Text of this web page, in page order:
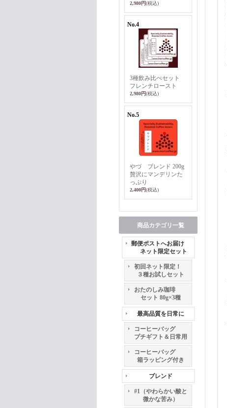
2,980円(税込)
No.4
3種飲み比べセット
フレンチロースト
2,980円(税込)
No.5
やづ ブレンド 200g
贅沢にマンデリンた
っぷり
2,400円(税込)
商品カテゴリ一覧
郵便ポストへお届け
ネット限定セット
初回ネット限定！
３種お試しセット
おたのしみ珈琲
セット 80g×3種
最高品質を日常に
コーヒーバッグ
プチギフト＆日常用
コーヒーバッグ
箱ラッピング付き
ブレンド
#1（やわらかい酸と
微かな苦み）